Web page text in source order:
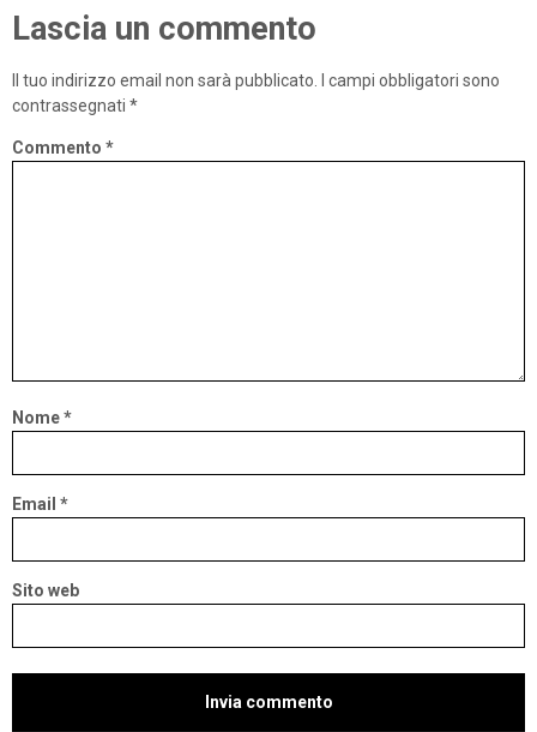
Lascia un commento
Il tuo indirizzo email non sarà pubblicato.
I campi obbligatori sono
contrassegnati *
Commento *
Nome*
Email *
Sito web